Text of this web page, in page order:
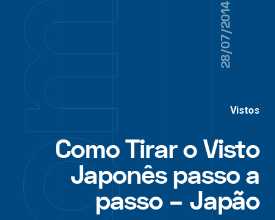
28/07/2014
Vistos
Como Tirar o Visto
Japonês passo a
passo – Japão